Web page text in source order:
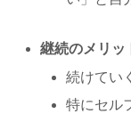
継続のメリッ
続けてい
特にセル